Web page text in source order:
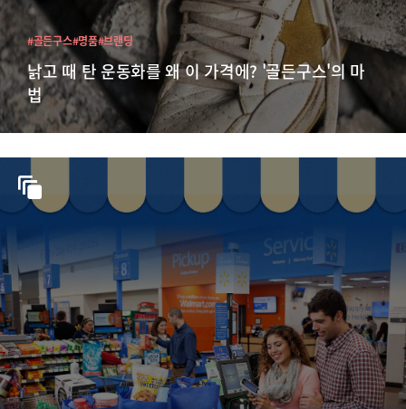
낡고 때 탄 운동화를 왜 이 가격에? '골든구스'의 마
법
#골든구스#명품#브랜딩